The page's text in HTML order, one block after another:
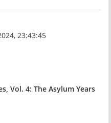
23:43:45
Vol. 4: The Asylum Years